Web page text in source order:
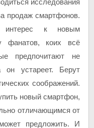
исследования
продаж смартфонов.
интерес к новым
фанатов, коих всё
предпочитают не
он устареет. Берут
соображений.
новый смартфон,
отличающимся от
предложить. И